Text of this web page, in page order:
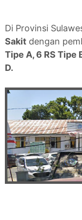
Di Provinsi
Sakit dengan
Tipe A, 6 RS Tipe
D.